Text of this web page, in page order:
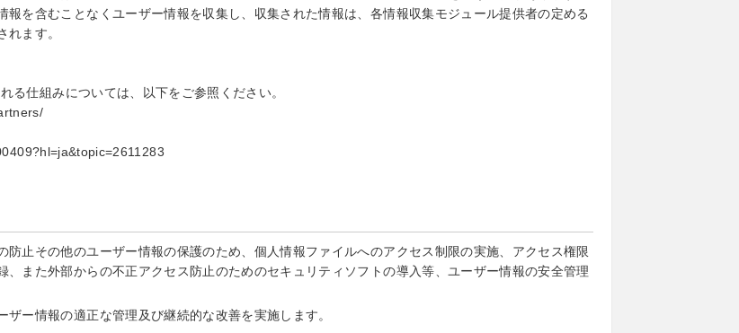
報を含むことなくユーザー情報を収集し、収集された情報は、各情報収集モジュール提供者の定める
ます。
る仕組みについては、以下をご参照ください。
止その他のユーザー情報の保護のため、個人情報ファイルへのアクセス制限の実施、アクセス権限
また外部からの不正アクセス防止のためのセキュリティソフトの導入等、ユーザー情報の安全管理
ー情報の適正な管理及び継続的な改善を実施します。